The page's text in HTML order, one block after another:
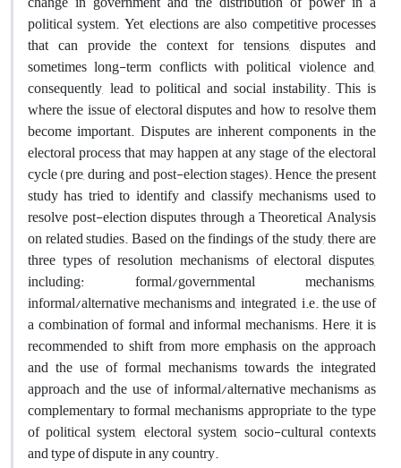
political system. Yet, elections are also competitive processes
that can provide the context for tensions, disputes and
sometimes long-term conflicts with political violence and,
consequently, lead to political and social instability. This is
where the issue of electoral disputes and how to resolve them
become important. Disputes are inherent components in the
electoral process that may happen at any stage of the electoral
cycle (pre, during, and post-election stages). Hence, the present
study has tried to identify and classify mechanisms used to
resolve post-election disputes through a Theoretical Analysis
on related studies. Based on the findings of the study, there are
three types of resolution mechanisms of electoral disputes,
including: formal/governmental mechanisms,
informal/alternative mechanisms and, integrated, i.e. the use of
a combination of formal and informal mechanisms. Here, it is
recommended to shift from more emphasis on the approach
and the use of formal mechanisms towards the integrated
approach and the use of informal/alternative mechanisms as
complementary to formal mechanisms appropriate to the type
of political system, electoral system, socio-cultural contexts
and type of dispute in any country.